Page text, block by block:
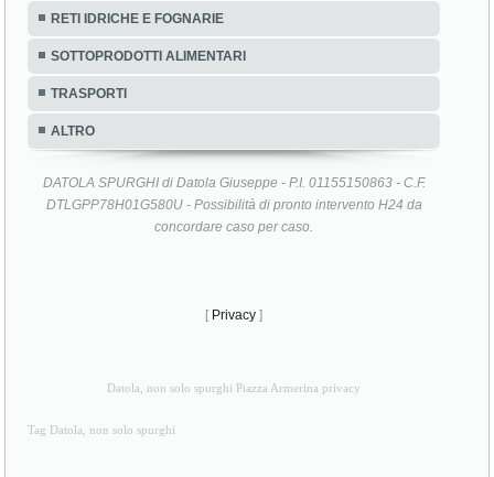
RETI IDRICHE E FOGNARIE
SOTTOPRODOTTI ALIMENTARI
TRASPORTI
ALTRO
DATOLA SPURGHI di Datola Giuseppe - P.I. 01155150863 - C.F.
DTLGPP78H01G580U - Possibilità di pronto intervento H24 da
concordare caso per caso.
[ Privacy ]
Datola, non solo spurghi Piazza Armerina privacy
Tag Datola, non solo spurghi